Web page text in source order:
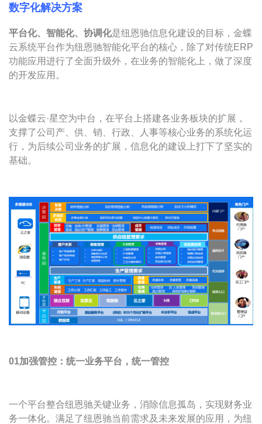
数字化解决方案
平台化、智能化、协调化是纽恩驰信息化建设的目标，金蝶
云系统平台作为纽恩驰智能化平台的核心，除了对传统ERP
功能应用进行了全面升级外，在业务的智能化上，做了深度
的开发应用。
以金蝶云·星空为中台，在平台上搭建各业务板块的扩展，
支撑了公司产、供、销、行政、人事等核心业务的系统化运
行，为后续公司业务的扩展，信息化的建设上打下了坚实的
基础。
01加强管控：统一业务平台，统一管控
一个平台整合纽恩驰关键业务，消除信息孤岛，实现财务业
务一体化。满足了纽恩驰当前需求及未来发展的应用，为纽